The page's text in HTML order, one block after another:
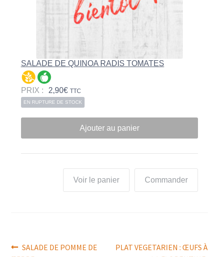
SALADE DE QUINOA RADIS TOMATES
PRIX : 2,90€ TTC
EN RUPTURE DE STOCK
Ajouter au panier
Commander
Voir le panier
Navigation
Article
SALADE DE POMME DE
Article
PLAT VEGETARIEN : ŒUFS À